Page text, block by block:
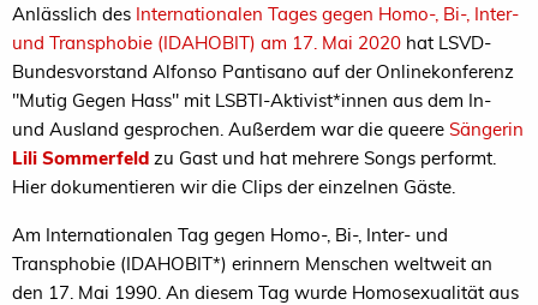
Anlässlich des Internationalen Tages gegen Homo-, Bi-, Inter-
und Transphobie (IDAHOBIT) am 17. Mai 2020 hat LSVD-
Bundesvorstand Alfonso Pantisano auf der Onlinekonferenz
"Mutig Gegen Hass" mit LSBTI-Aktivist*innen aus dem In-
und Ausland gesprochen. Außerdem war die queere Sängerin
Lili Sommerfeld zu Gast und hat mehrere Songs performt.
Hier dokumentieren wir die Clips der einzelnen Gäste.
Am Internationalen Tag gegen Homo-, Bi-, Inter- und
Transphobie (IDAHOBIT*) erinnern Menschen weltweit an
den 17. Mai 1990. An diesem Tag wurde Homosexualität aus